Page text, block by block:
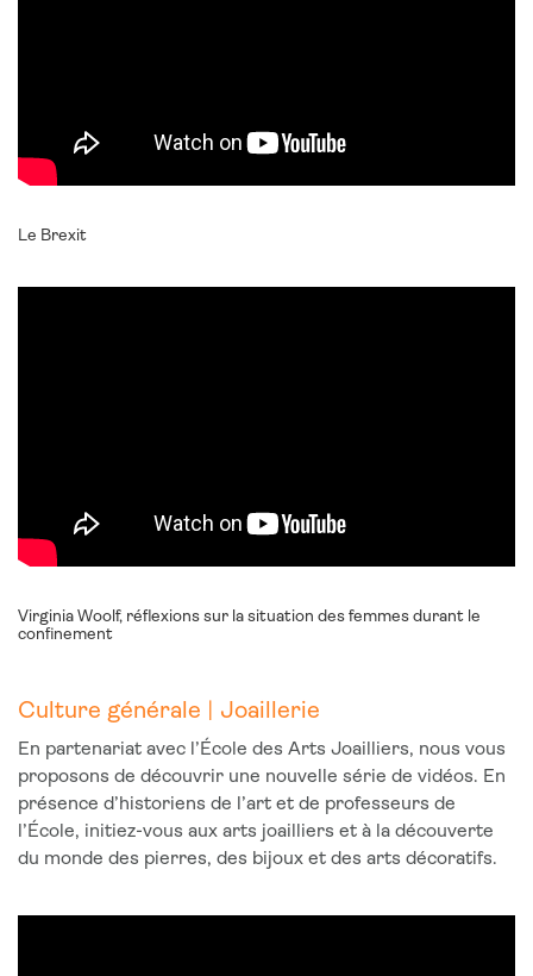
Le Brexit
Virginia Woolf, réflexions sur la situation des femmes durant le
confinement
Culture générale | Joaillerie
En partenariat avec l’École des Arts Joailliers, nous vous
proposons de découvrir une nouvelle série de vidéos. En
présence d’historiens de l’art et de professeurs de
l’École, initiez-vous aux arts joailliers et à la découverte
du monde des pierres, des bijoux et des arts décoratifs.